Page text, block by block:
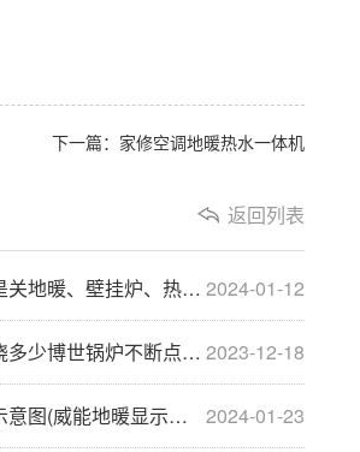
下一篇：家修空调地暖热水一体机
返回列表
2024-01-12
暖、壁挂炉、热水器···
2023-12-18
博世锅炉不断点火怎···
2024-01-23
(威能地暖显示器符